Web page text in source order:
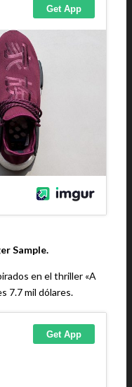
Sample.
en el thriller «A
7.7 mil dólares.